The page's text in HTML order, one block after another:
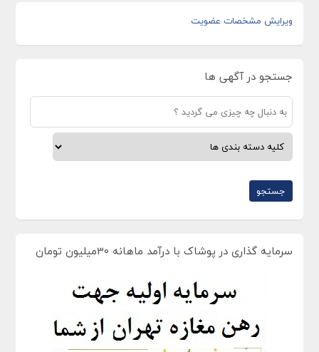
ویرایش مشخصات عضویت
جستجو در آگهی ها
سرمایه گذاری در پوشاک با درآمد ماهانه 30میلیون تومان